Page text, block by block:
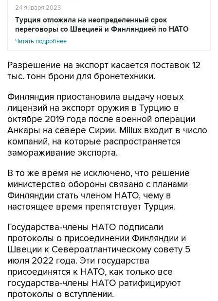
24 января 2023
Турция отложила на неопределенный срок
переговоры со Швецией и Финляндией по НАТО
Читать подробнее
Разрешение на экспорт касается поставок 12
тыс. тонн брони для бронетехники.
Финляндия приостановила выдачу новых
лицензий на экспорт оружия в Турцию в
октябре 2019 года после военной операции
Анкары на севере Сирии. Miilux входит в число
компаний, на которые распространяется
замораживание экспорта.
В то же время не исключено, что решение
министерство обороны связано с планами
Финляндии стать членом НАТО, чему в
настоящее время препятствует Турция.
Государства-члены НАТО подписали
протоколы о присоединении Финляндии и
Швеции к Североатлантическому совету 5
июля 2022 года. Эти государства
присоединятся к НАТО, как только все
государства-члены НАТО ратифицируют
протоколы о вступлении.